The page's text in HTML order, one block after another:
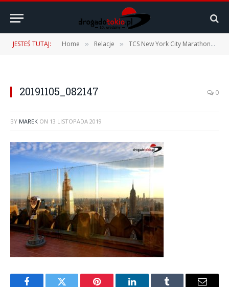
JESTEŚ TUTAJ: Home » Relacje » TCS New York City Marathon 2019 – 03.11.2019 r.
20191105_082147 0
BY MAREK ON 13 LISTOPADA 2019